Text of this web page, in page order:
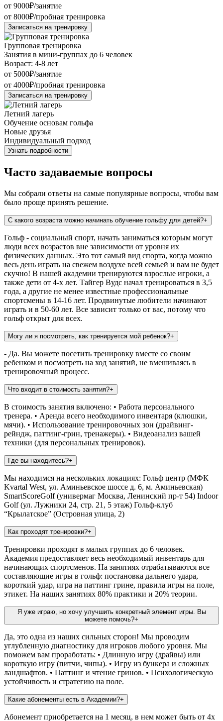
от 9000₽/занятие
от 8000₽/пробная тренировка
Записаться на тренировку
Групповая тренировка
Занятия в мини-группах до 6 человек
Возраст: 4-8 лет
от 5000₽/занятие
от 4000₽/пробная тренировка
Записаться на тренировку
Летний лагерь
Обучение основам гольфа
Новые друзья
Индивидуальный подход
Узнать подробности
Часто задаваемые вопросы
Мы собрали ответы на самые популярные вопросы, чтобы вам
было проще принять решение.
С какого возраста можно начинать обучение гольфу для детей?+
Гольф - социальный спорт, начать заниматься которым могут
люди всех возрастов вне зависимости от уровня их
физических данных. Это тот самый вид спорта, когда можно
весь день играть на свежем воздухе всей семьей и вам не будет
скучно! В нашей академии тренируются взрослые игроки, а
также дети от 4-х лет. Тайгер Вудс начал тренироваться в 3,5
года, а другие не менее известные профессиональные
спортсмены в 14-16 лет. Продвинутые любители начинают
играть и в 50-60 лет. Все зависит только от вас, потому что
гольф открыт для всех.
Могу ли я посмотреть, как тренируется мой ребенок?+
- Да. Вы можете посетить тренировку вместе со своим
ребенком и посмотреть на ход занятий, не вмешиваясь в
тренировочный процесс.
Что входит в стоимость занятия?+
В стоимость занятия включено: • Работа персонального
тренера. • Аренда всего необходимого инвентаря (клюшки,
мячи). • Использование тренировочных зон (драйвинг-
рейндж, паттинг-грин, тренажеры). • Видеоанализ вашей
техники (для персональных тренировок).
Где вы находитесь?+
Мы находимся на нескольких локациях: Гольф центр (МФК
Kvartal West, ул. Аминьевское шоссе д. 6, м. Аминьевская)
SmartScoreGolf (универмаг Москва, Ленинский пр-т 54) Indoor
Golf (ул. Лужники 24, стр. 21, 5 этаж) Гольф-клуб
“Крылатское” (Островная улица, 2)
Как проходят тренировки?+
Тренировки проходят в малых группах до 6 человек.
Академия предоставляет весь необходимый инвентарь для
начинающих спортсменов. На занятиях отрабатываются все
составляющие игры в гольф: постановка дальнего удара,
короткий удар, игра на паттинг грине, правила игры на поле,
этикет. На наших занятиях 80% практики и 20% теории.
Я уже играю, но хочу улучшить конкретный элемент игры. Вы
можете помочь?+
Да, это одна из наших сильных сторон! Мы проводим
углубленную диагностику для игроков любого уровня. Мы
поможем вам проработать: • Длинную игру (драйвы) или
короткую игру (питчи, чипы). • Игру из бункера и сложных
ландшафтов. • Паттинг и чтение гринов. • Психологическую
устойчивость и стратегию на поле.
Какие абонементы есть в Академии?+
Абонемент приобретается на 1 месяц, в нем может быть от 4х